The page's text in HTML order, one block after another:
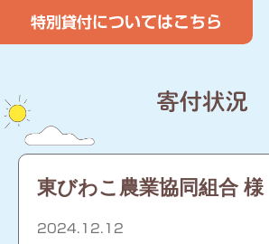
東びわこ農業協同組合 様
2024.12.12